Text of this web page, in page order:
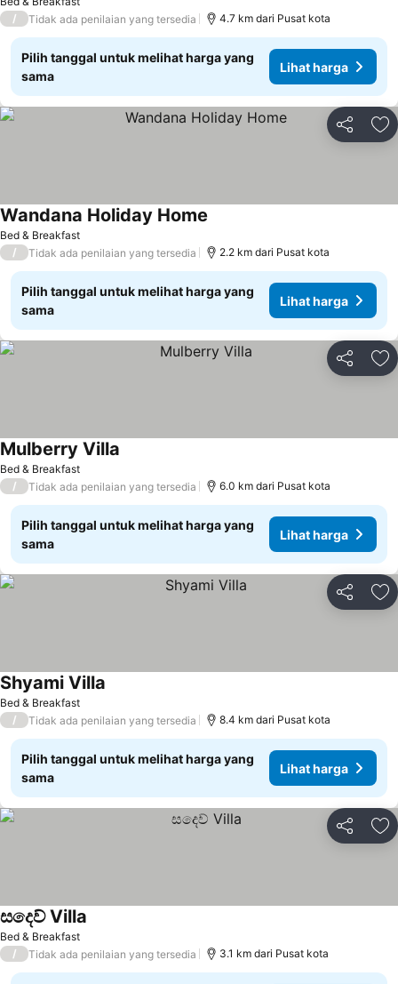
/
Tidak ada penilaian yang tersedia 4.7 km dari Pusat kota
Pilih tanggal untuk melihat harga yang
sama
Lihat harga
Bagikan
Bed & Breakfast
Wandana Holiday Home
/ Tidak ada penilaian yang tersedia 2.2 km dari Pusat kota
Pilih tanggal untuk melihat harga yang
sama
Lihat harga
Bagikan
Bed & Breakfast
Mulberry Villa
/ Tidak ada penilaian yang tersedia 6.0 km dari Pusat kota
Pilih tanggal untuk melihat harga yang
sama
Lihat harga
Bagikan
Bed & Breakfast
Shyami Villa
/ Tidak ada penilaian yang tersedia 8.4 km dari Pusat kota
Pilih tanggal untuk melihat harga yang
sama
Lihat harga
Bagikan
Bed & Breakfast
සදෙව් Villa
/ Tidak ada penilaian yang tersedia 3.1 km dari Pusat kota